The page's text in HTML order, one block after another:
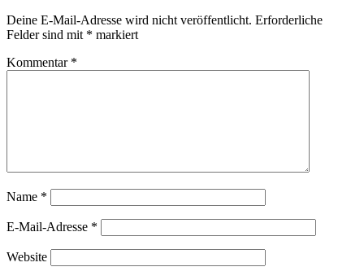
Deine E-Mail-Adresse wird nicht veröffentlicht. Erforderliche
Felder sind mit * markiert
Kommentar *
Name *
E-Mail-Adresse *
Website